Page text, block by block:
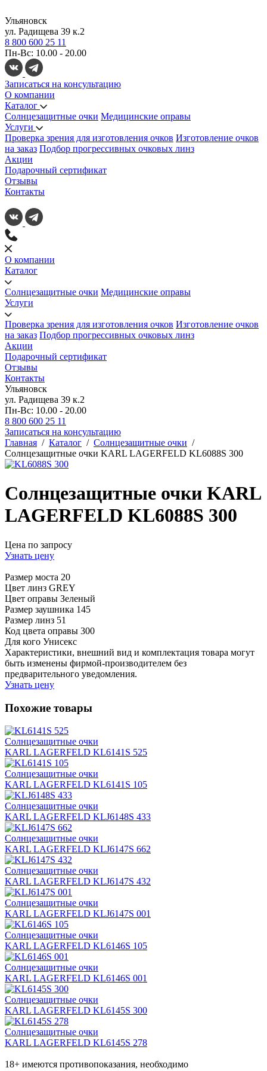
Ульяновск
ул. Радищева 39 к.2
8 800 600 25 11
Пн-Вс: 10.00 - 20.00
Записаться на консультацию
О компании
Каталог
Солнцезащитные очки Медицинские оправы
Услуги
Проверка зрения для изготовления очков Изготовление очков
на заказ Подбор прогрессивных очковых линз
Акции
Подарочный сертификат
Отзывы
Контакты
О компании
Каталог
Солнцезащитные очки Медицинские оправы
Услуги
Проверка зрения для изготовления очков Изготовление очков
на заказ Подбор прогрессивных очковых линз
Акции
Подарочный сертификат
Отзывы
Контакты
Ульяновск
ул. Радищева 39 к.2
Пн-Вс: 10.00 - 20.00
8 800 600 25 11
Записаться на консультацию
Главная / Каталог / Солнцезащитные очки /
Солнцезащитные очки KARL LAGERFELD KL6088S 300
Солнцезащитные очки KARL
LAGERFELD KL6088S 300
Цена по запросу
Узнать цену
Размер моста 20
Цвет линз GREY
Цвет оправы Зеленый
Размер заушника 145
Размер линз 51
Код цвета оправы 300
Для кого Унисекс
Характеристики, внешний вид и комплектация товара могут
быть изменены фирмой-производителем без
предварительного уведомления.
Узнать цену
Похожие товары
Солнцезащитные очки
KARL LAGERFELD KL6141S 525
Солнцезащитные очки
KARL LAGERFELD KL6141S 105
Солнцезащитные очки
KARL LAGERFELD KLJ6148S 433
Солнцезащитные очки
KARL LAGERFELD KLJ6147S 662
Солнцезащитные очки
KARL LAGERFELD KLJ6147S 432
Солнцезащитные очки
KARL LAGERFELD KLJ6147S 001
Солнцезащитные очки
KARL LAGERFELD KL6146S 105
Солнцезащитные очки
KARL LAGERFELD KL6146S 001
Солнцезащитные очки
KARL LAGERFELD KL6145S 300
Солнцезащитные очки
KARL LAGERFELD KL6145S 278
18+ имеются противопоказания, необходимо